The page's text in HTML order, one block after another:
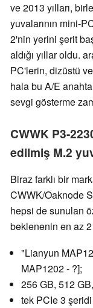
ve 2013 yılları,
yuvalarının mini-
2'nin yerini şerit
aldığı yıllar oldu.
PC'lerin, dizüstü
hala bu A/E
sevgi gösterme
CWWK P3-
edilmiş M.2
Biraz farklı bir
CWWK/Oaknode
hepsi de sunulan
beklenenin en az
"Lianyun
MAP1202 - ?];
256 GB, 512
tek PCIe 3